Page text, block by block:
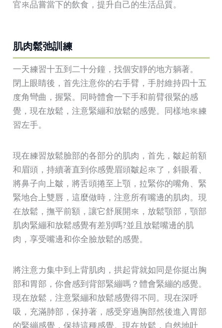
官來品嘗當下的飲食，提升自己的生活品質。
肌肉鬆弛訓練
一天練習十五到二十分鐘，找個安靜的地方躺著。
閉上眼睛後，首先注意你的右手臂，手肘維持四十五
度角彎曲，握緊。同時體會一下手和前臂很緊的感
覺，現在放鬆，注意緊繃和放鬆的感覺。同樣地來練
習左手。
現在練習放鬆臉部的各部分的肌肉，首先，皺起前額
和眉頭，持續著直到你感覺眉頭皺起來了，斜眼看、
將鼻子向上皺，將舌頭捲至上顎，拉緊你的嘴角、緊
緊地合上雙唇，這麼做時，注意所有嘴邊的肌肉。現
在放鬆，撫平前額，讓它舒展開來，放鬆顎部，顎部
肌肉緊繃和放鬆感覺有差別嗎?並且放鬆嘴邊的肌
肉，享受嘴邊和你全臉放鬆的感覺。
將注意力集中到上背肌肉，拱起背就如同是你挺出胸
部和胃部，你會感到背部緊繃嗎？體會緊繃的感覺。
現在放鬆，注意緊繃和放鬆感覺得不同。現在深呼
吸，充滿肺部，保持著，感受穿過胸部然後進入胃部
的緊繃感覺，保持這種感覺。現在放鬆，自然地吐